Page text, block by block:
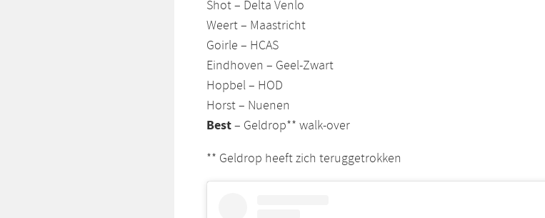
Shot – Delta Venlo
Weert – Maastricht
Goirle – HCAS
Eindhoven – Geel-Zwart
Hopbel – HOD
Horst – Nuenen
Best– Geldrop** walk-over
** Geldrop heeft zich teruggetrokken